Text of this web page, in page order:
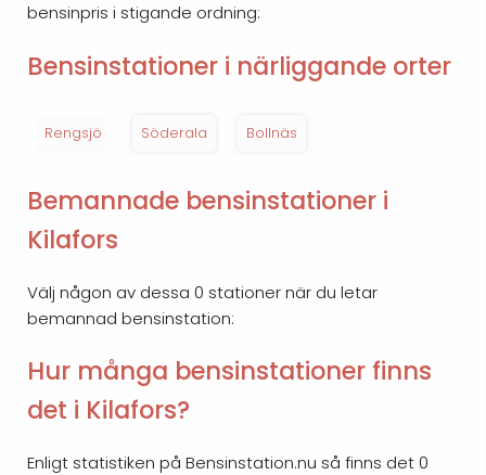
bensinpris i stigande ordning:
Bensinstationer i närliggande orter
Rengsjö Söderala Bollnäs
Bemannade bensinstationer i
Kilafors
Välj någon av dessa 0 stationer när du letar
bemannad bensinstation:
Hur många bensinstationer finns
det i Kilafors?
Enligt statistiken på Bensinstation.nu så finns det 0